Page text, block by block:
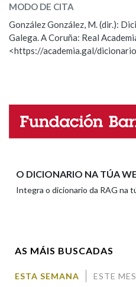
OUTRAS OPCIÓNS DE
Marcas gramaticais
ESCOLLE UNHA OPCIÓN:
Observación Hai
Propoño mellorar a
Nome
MODO DE CITA
González González, M. (dir.):
Galega. A Coruña: Real
<https://academia.gal/
O DICIONARIO NA TÚA
Integra o dicionario da RAG na
AS MÁIS BUSCADAS
ESTA SEMANA ESTE MES